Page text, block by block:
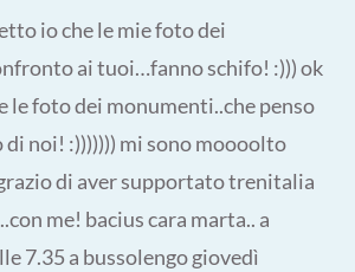
io che le mie foto dei
ai tuoi…fanno schifo! :))) ok
le foto dei monumenti..che penso
noi! :))))))) mi sono moooolto
di aver supportato trenitalia
me! bacius cara marta.. a
7.35 a bussolengo giovedì